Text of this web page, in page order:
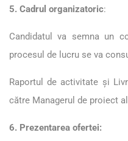
5. Cadrul organizatoric:
Candidatul va semna un
procesul de lucru se va
Raportul de activitate și
către Managerul de proiect
6. Prezentarea ofertei: